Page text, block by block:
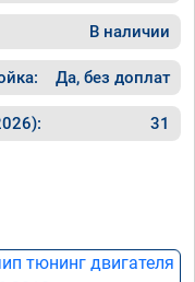
В наличии
Да, без доплат
31